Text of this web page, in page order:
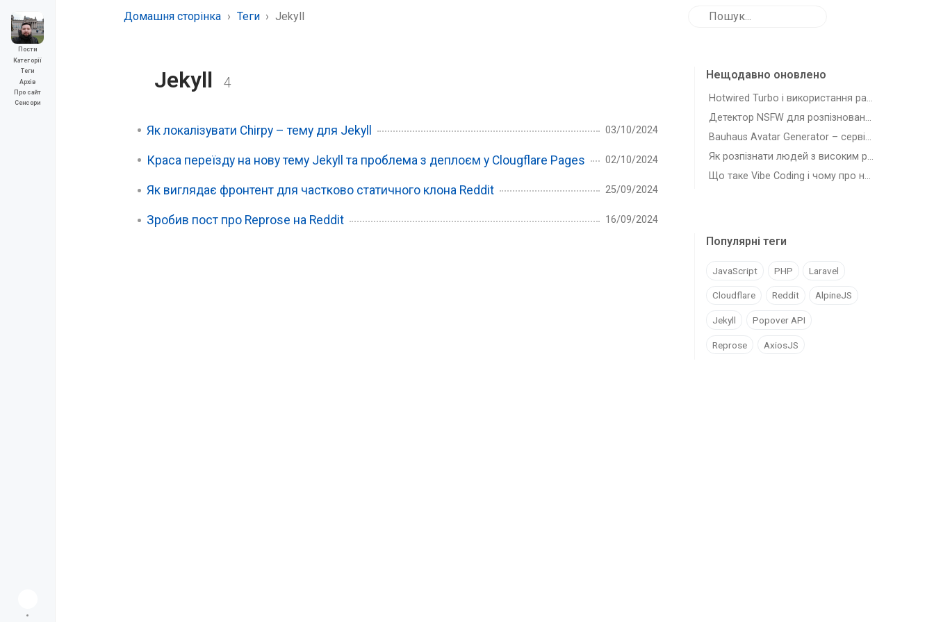
Пости
Категорії
Теги
Архів
Про сайт
Сенсори
Домашня сторінка Теги Jekyll
Jekyll 4
Як локалізувати Chirpy – тему для Jekyll 03/10/2024
Краса переїзду на нову тему Jekyll та проблема з деплоєм у Clougflare Pages 02/10/2024
Як виглядає фронтент для частково статичного клона Reddit 25/09/2024
Зробив пост про Reprose на Reddit 16/09/2024
Нещодавно оновлено
Hotwired Turbo і використання разом з Laravel
Детектор NSFW для розпізновання зображень з шкідливим для роботи контентом
Bauhaus Avatar Generator – сервіс для генерації автарів-плейсхолдерів
Як розпізнати людей з високим рівнем самостійності (agency)
Що таке Vibe Coding і чому про нього всі говорять
Популярні теги
JavaScript PHP Laravel
Cloudflare Reddit AlpineJS
Jekyll Popover API
Reprose AxiosJS